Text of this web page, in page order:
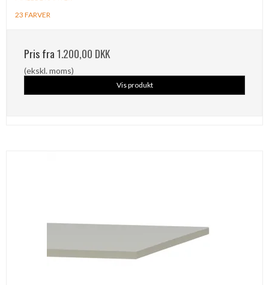
23 FARVER
Pris fra1.200,00 DKK
(ekskl. moms)
Vis produkt